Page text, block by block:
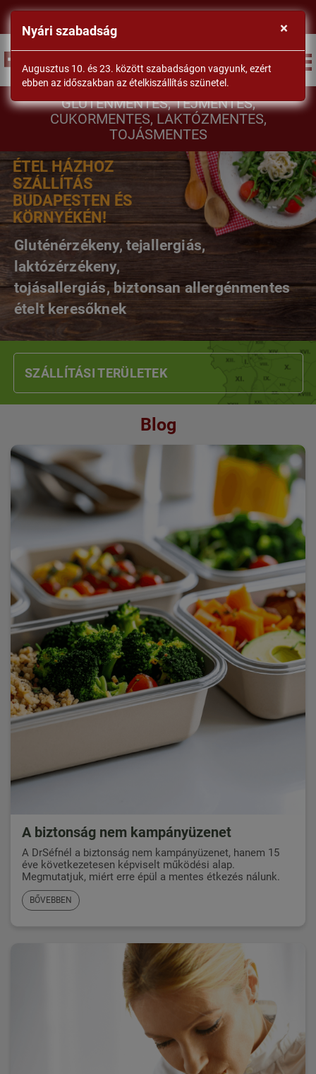
DrSéf
GLUTÉNMENTES, TEJMENTES,
CUKORMENTES, LAKTÓZMENTES,
TOJÁSMENTES
ÉTEL HÁZHOZ
SZÁLLÍTÁS
BUDAPESTEN ÉS
KÖRNYÉKÉN!
Gluténérzékeny, tejallergiás,
laktózérzékeny,
tojásallergiás, biztonsan allergénmentes
ételt keresőknek
SZÁLLÍTÁSI TERÜLETEK
Blog
A biztonság nem kampányüzenet
A DrSéfnél a biztonság nem kampányüzenet, hanem 15
éve következetesen képviselt működési alap.
Megmutatjuk, miért erre épül a mentes étkezés nálunk.
BŐVEBBEN
×
Nyári szabadság
Augusztus 10. és 23. között szabadságon vagyunk, ezért
ebben az időszakban az ételkiszállítás szünetel.